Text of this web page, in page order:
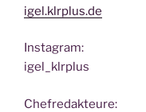
igel.klrplus.de
Insta­gram:
igel_klrplus
Chef­re­dak­teu­re: